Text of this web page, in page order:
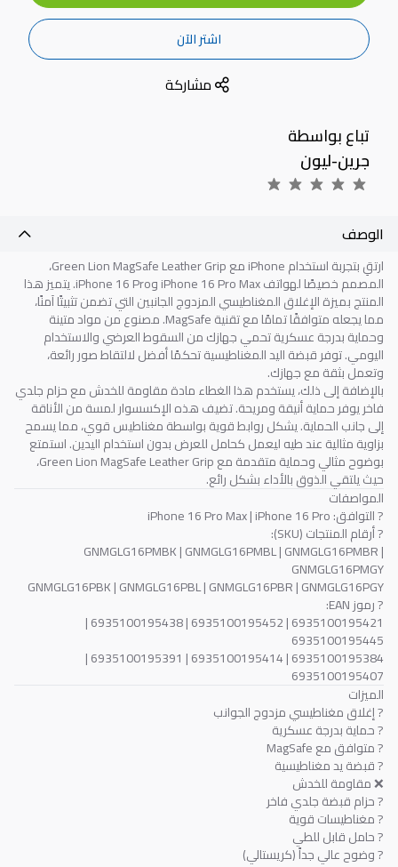
اشتر الآن
مشاركة
تباع بواسطة
جرين-ليون
الوصف
ارتقِ بتجربة استخدام iPhone مع Green Lion MagSafe Leather Grip،
المصمم خصيصًا لهواتف iPhone 16 Pro Max وiPhone 16 Pro. يتميز هذا
المنتج بميزة الإغلاق المغناطيسي المزدوج الجانبين التي تضمن تثبيتًا آمنًا،
مما يجعله متوافقًا تمامًا مع تقنية MagSafe. مصنوع من مواد متينة
وحماية بدرجة عسكرية تحمي جهازك من السقوط العرضي والاستخدام
اليومي. توفر قبضة اليد المغناطيسية تحكمًا أفضل لالتقاط صور رائعة،
وتعمل بثقة مع جهازك.
بالإضافة إلى ذلك، يستخدم هذا الغطاء مادة مقاومة للخدش مع حزام جلدي
فاخر يوفر حماية أنيقة ومريحة. تضيف هذه الإكسسوار لمسة من الأناقة
إلى جانب الحماية. يشكل روابط قوية بواسطة مغناطيس قوي، مما يسمح
بزاوية مثالية عند طيه ليعمل كحامل للعرض بدون استخدام اليدين. استمتع
بوضوح مثالي وحماية متقدمة مع Green Lion MagSafe Leather Grip،
حيث يلتقي الذوق بالأداء بشكل رائع.
المواصفات
? التوافق: iPhone 16 Pro Max | iPhone 16 Pro
? أرقام المنتجات (SKU):
GNMGLG16PMBK | GNMGLG16PMBL | GNMGLG16PMBR |
GNMGLG16PMGY
GNMGLG16PBK | GNMGLG16PBL | GNMGLG16PBR | GNMGLG16PGY
? رموز EAN:
6935100195421 | 6935100195452 | 6935100195438 |
6935100195445
6935100195384 | 6935100195414 | 6935100195391 |
6935100195407
الميزات
? إغلاق مغناطيسي مزدوج الجوانب
?️ حماية بدرجة عسكرية
? متوافق مع MagSafe
? قبضة يد مغناطيسية
❌ مقاومة للخدش
? حزام قبضة جلدي فاخر
? مغناطيسات قوية
? حامل قابل للطي
? وضوح عالي جداً (كريستالي)